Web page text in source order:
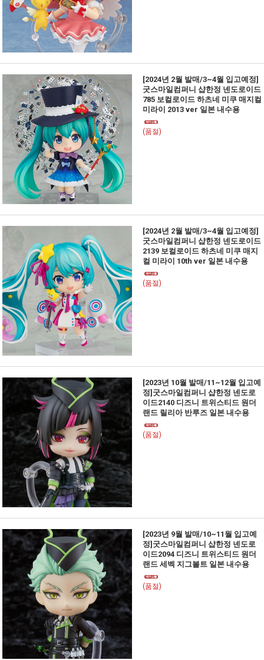
[2024년 2월 발매/3~4월 입고예정]
굿스마일컴퍼니 샵한정 넨도로이드
785 보컬로이드 하츠네 미쿠 매지컬
미라이 2013 ver 일본 내수용
(품절)
[2024년 2월 발매/3~4월 입고예정]
굿스마일컴퍼니 샵한정 넨도로이드
2139 보컬로이드 하츠네 미쿠 매지
컬 미라이 10th ver 일본 내수용
(품절)
[2023년 10월 발매/11~12월 입고예
정]굿스마일컴퍼니 샵한정 넨도로
이드2140 디즈니 트위스티드 원더
랜드 릴리아 반루즈 일본 내수용
(품절)
[2023년 9월 발매/10~11월 입고예
정]굿스마일컴퍼니 샵한정 넨도로
이드2094 디즈니 트위스티드 원더
랜드 세벡 지그볼트 일본 내수용
(품절)